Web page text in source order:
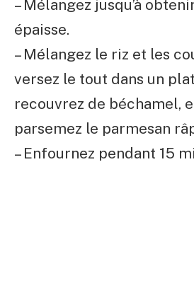
– Mélangez jusqu’à
épaisse.
– Mélangez le riz et les
versez le tout dans un
recouvrez de béchamel,
parsemez le parmesan
– Enfournez pendant 15